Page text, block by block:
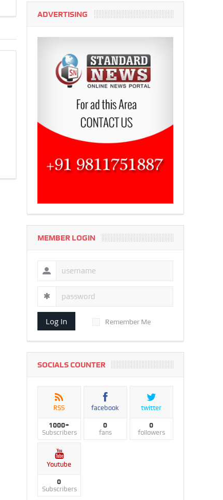
ADVERTISING
MEMBER LOGIN
Log In Remember Me
SOCIALS COUNTER
RSS
1000+
Subscribers
facebook
0
fans
twitter
0
followers
Youtube
0
Subscribers